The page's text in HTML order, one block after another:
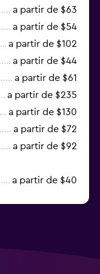
a partir de $63
a partir de $54
a partir de $102
a partir de $44
a partir de $61
a partir de $235
a partir de $130
a partir de $72
a partir de $92
a partir de $40